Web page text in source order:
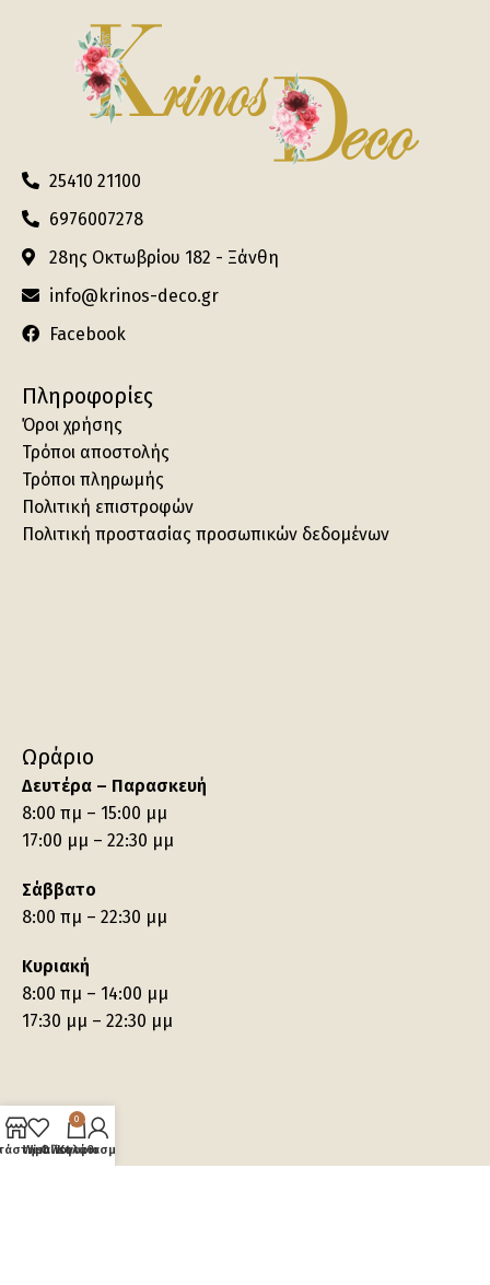
25410 21100
6976007278
28ης Οκτωβρίου 182 - Ξάνθη
info@krinos-deco.gr
Facebook
Πληροφορίες
Όροι χρήσης
Τρόποι αποστολής
Τρόποι πληρωμής
Πολιτική επιστροφών
Πολιτική προστασίας προσωπικών δεδομένων
Ωράριο
Δευτέρα – Παρασκευή
8:00 πμ – 15:00 μμ
17:00 μμ – 22:30 μμ
Σάββατο
8:00 πμ – 22:30 μμ
Κυριακή
8:00 πμ – 14:00 μμ
17:30 μμ – 22:30 μμ
Wishlist
0
Καλάθι
Ο λογαριασμός μου